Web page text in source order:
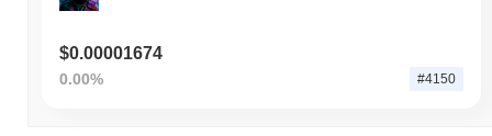
$0.00001674
0.00% #4150